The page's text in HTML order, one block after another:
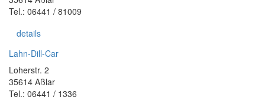
Tel.: 06441 / 81009
details
Lahn-Dill-Car
Loherstr. 2
35614 Aßlar
Tel.: 06441 / 1336